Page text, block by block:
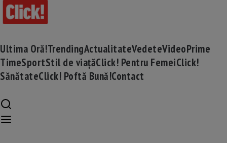
Ultima Oră!TrendingActualitateVedeteVideoPrime
TimeSportStil de viațăClick! Pentru FemeiClick!
SănătateClick! Poftă Bună!Contact